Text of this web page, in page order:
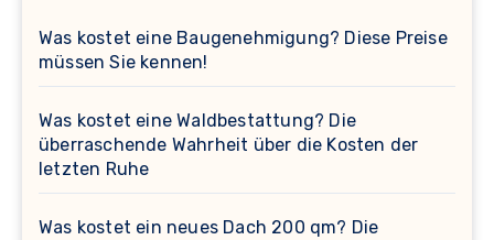
Was kostet eine Baugenehmigung? Diese Preise
müssen Sie kennen!
Was kostet eine Waldbestattung? Die
überraschende Wahrheit über die Kosten der
letzten Ruhe
Was kostet ein neues Dach 200 qm? Die